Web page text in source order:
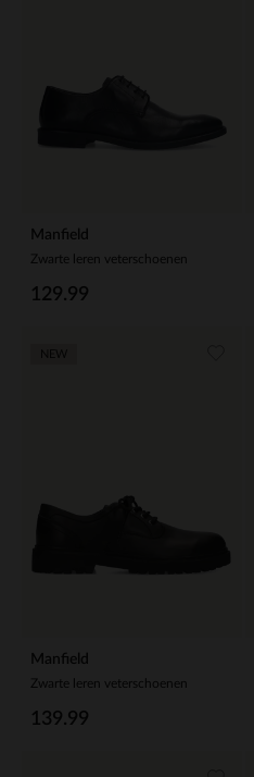
Manfield
Zwarte leren veterschoenen
129.99
Manfield
Zwarte leren veterschoenen
139.99